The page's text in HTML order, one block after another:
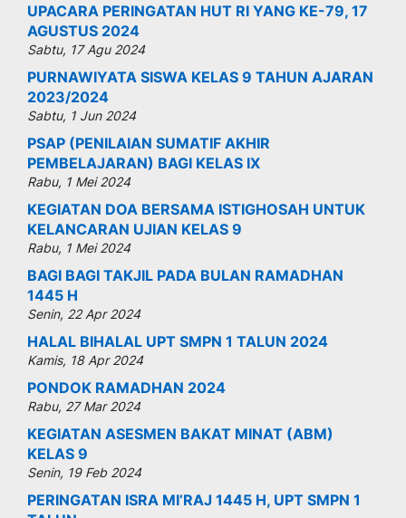
UPACARA PERINGATAN HUT RI YANG KE-79, 17
AGUSTUS 2024
Sabtu, 17 Agu 2024
PURNAWIYATA SISWA KELAS 9 TAHUN AJARAN
2023/2024
Sabtu, 1 Jun 2024
PSAP (PENILAIAN SUMATIF AKHIR
PEMBELAJARAN) BAGI KELAS IX
Rabu, 1 Mei 2024
KEGIATAN DOA BERSAMA ISTIGHOSAH UNTUK
KELANCARAN UJIAN KELAS 9
Rabu, 1 Mei 2024
BAGI BAGI TAKJIL PADA BULAN RAMADHAN
1445 H
Senin, 22 Apr 2024
HALAL BIHALAL UPT SMPN 1 TALUN 2024
Kamis, 18 Apr 2024
PONDOK RAMADHAN 2024
Rabu, 27 Mar 2024
KEGIATAN ASESMEN BAKAT MINAT (ABM)
KELAS 9
Senin, 19 Feb 2024
PERINGATAN ISRA MI’RAJ 1445 H, UPT SMPN 1